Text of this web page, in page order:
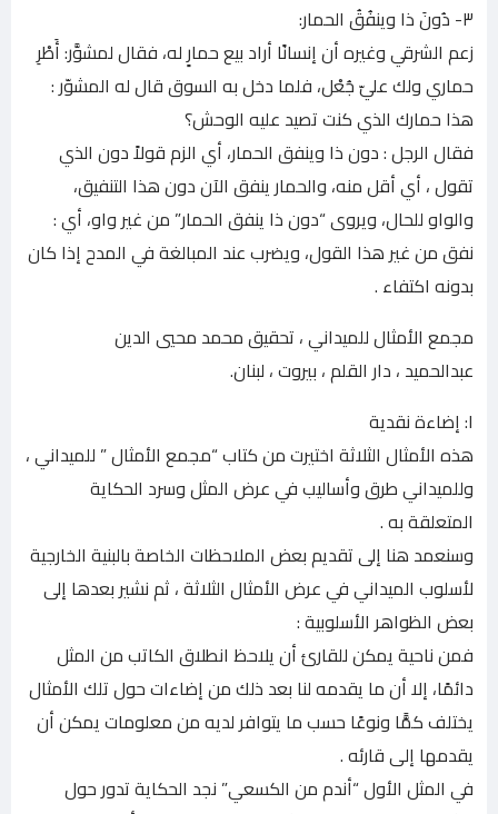
٣- دُونَ ذا وينفُقُ الحمار:
زعم الشرقي وغيره أن إنسانًا أراد بيع حمارٍ له، فقال لمشوَّر: أَطْرِ
حماري ولك عليّ جُعْل، فلما دخل به السوق قال له المشوّر :
هذا حمارك الذي كنت تصيد عليه الوحش؟
فقال الرجل : دون ذا وينفق الحمار، أي الزم قولاً دون الذي
تقول ، أي أقل منه، والحمار ينفق الآن دون هذا التنفيق،
والواو للحال، ويروى “دون ذا ينفق الحمار” من غير واو، أي :
نفق من غير هذا القول، ويضرب عند المبالغة في المدح إذا كان
بدونه اكتفاء .
مجمع الأمثال للميداني ، تحقيق محمد محيي الدين
عبدالحميد ، دار القلم ، بيروت ، لبنان.
١: إضاءة نقدية
هذه الأمثال الثلاثة اختيرت من كتاب “مجمع الأمثال ” للميداني ،
وللميداني طرق وأساليب في عرض المثل وسرد الحكاية
المتعلقة به .
وسنعمد هنا إلى تقديم بعض الملاحظات الخاصة بالبنية الخارجية
لأسلوب الميداني في عرض الأمثال الثلاثة ، ثم نشير بعدها إلى
بعض الظواهر الأسلوبية :
فمن ناحية يمكن للقارئ أن يلاحظ انطلاق الكاتب من المثل
دائمًا، إلا أن ما يقدمه لنا بعد ذلك من إضاءات حول تلك الأمثال
يختلف كمًّا ونوعًا حسب ما يتوافر لديه من معلومات يمكن أن
يقدمها إلی قارئه .
في المثل الأول “أندم من الكسعي” نجد الحكاية تدور حول